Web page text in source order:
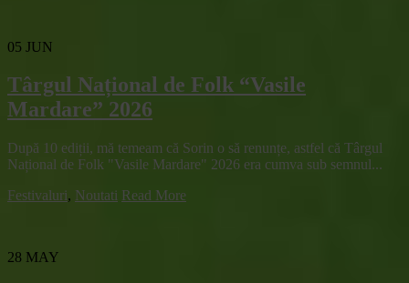
05 JUN
Târgul Național de Folk “Vasile
Mardare” 2026
După 10 ediții, mă temeam că Sorin o să renunțe, astfel că Târgul
Național de Folk "Vasile Mardare" 2026 era cumva sub semnul...
Festivaluri, Noutati Read More
28 MAY